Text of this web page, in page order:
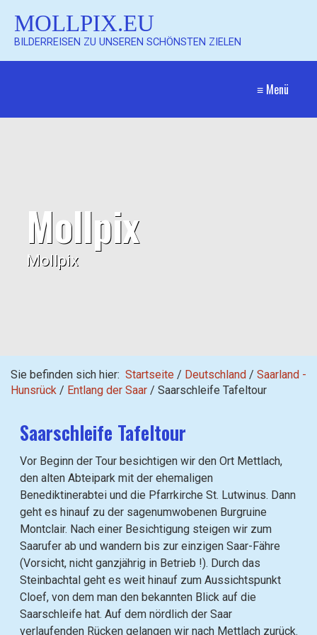
MOLLPIX.EU
BILDERREISEN ZU UNSEREN SCHÖNSTEN ZIELEN
≡ Menü
Mollpix
Mollpix
Sie befinden sich hier: Startseite / Deutschland / Saarland -
Hunsrück / Entlang der Saar / Saarschleife Tafeltour
Saarschleife Tafeltour
Vor Beginn der Tour besichtigen wir den Ort Mettlach,
den alten Abteipark mit der ehemaligen
Benediktinerabtei und die Pfarrkirche St. Lutwinus. Dann
geht es hinauf zu der sagenumwobenen Burgruine
Montclair. Nach einer Besichtigung steigen wir zum
Saarufer ab und wandern bis zur einzigen Saar-Fähre
(Vorsicht, nicht ganzjährig in Betrieb !). Durch das
Steinbachtal geht es weit hinauf zum Aussichtspunkt
Cloef, von dem man den bekannten Blick auf die
Saarschleife hat. Auf dem nördlich der Saar
verlaufenden Rücken gelangen wir nach Mettlach zurück.